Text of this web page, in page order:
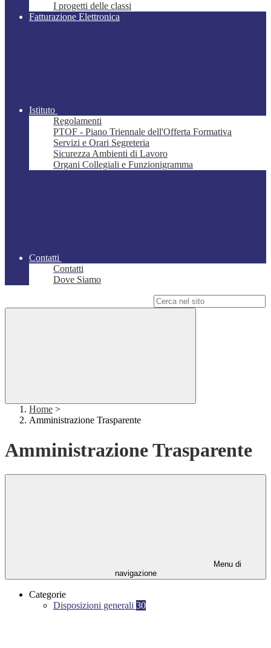
I progetti delle classi
Fatturazione Elettronica
Istituto
Regolamenti
PTOF - Piano Triennale dell'Offerta Formativa
Servizi e Orari Segreteria
Sicurezza Ambienti di Lavoro
Organi Collegiali e Funzionigramma
Contatti
Contatti
Dove Siamo
Home >
Amministrazione Trasparente
Amministrazione Trasparente
Menu di
navigazione
Categorie
Disposizioni generali 30